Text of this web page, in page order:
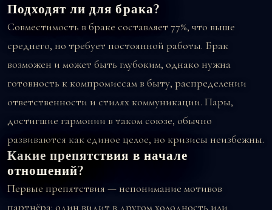
Подходят ли для брака?
Совместимость в браке составляет 77%, что выше
среднего, но требует постоянной работы. Брак
возможен и может быть глубоким, однако нужна
готовность к компромиссам в быту, распределении
ответственности и стилях коммуникации. Пары,
достигшие гармонии в таком союзе, обычно
развиваются как единое целое, но кризисы неизбежны.
Какие препятствия в начале
отношений?
Первые препятствия — непонимание мотивов
партнёра: один видит в другом холодность или